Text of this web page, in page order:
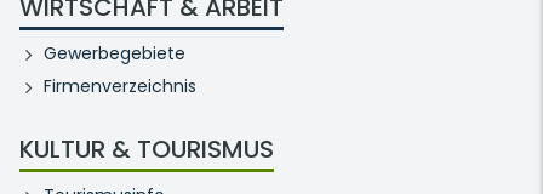
WIRTSCHAFT & ARBEIT
Gewerbegebiete
Firmenverzeichnis
KULTUR & TOURISMUS